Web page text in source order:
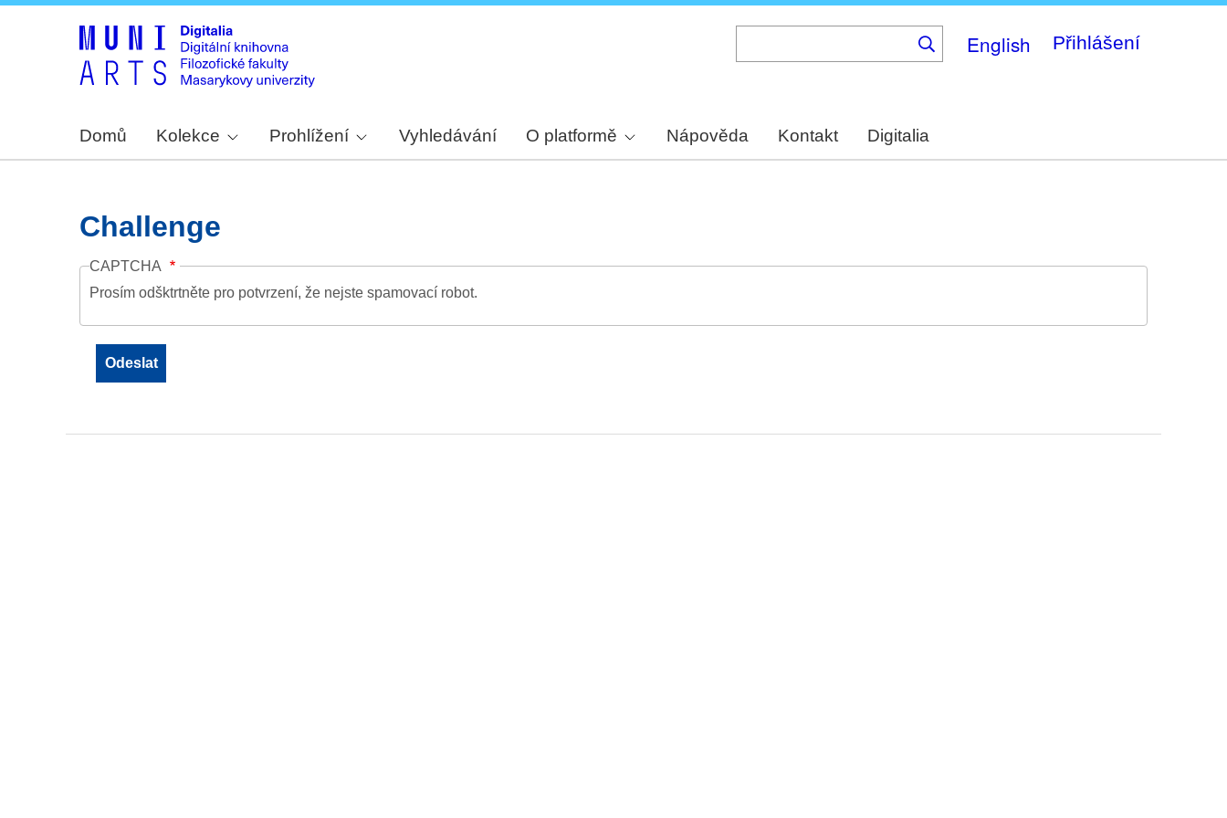
English Přihlášení
Domů Kolekce Prohlížení Vyhledávání O platformě Nápověda Kontakt Digitalia
Challenge
CAPTCHA
Prosím odšktrtněte pro potvrzení, že nejste spamovací robot.